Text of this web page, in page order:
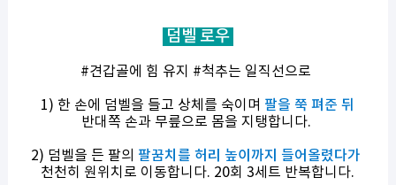
덤벨 로우
#견갑골에 힘 유지 #척추는 일직선으로
1) 한 손에 덤벨을 들고 상체를 숙이며 팔을 쭉 펴준 뒤
반대쪽 손과 무릎으로 몸을 지탱합니다.
2) 덤벨을 든 팔의 팔꿈치를 허리 높이까지 들어올렸다가
천천히 원위치로 이동합니다. 20회 3세트 반복합니다.